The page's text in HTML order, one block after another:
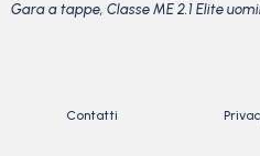
Gara a tappe, Classe ME 2.1 Elite
Contatti